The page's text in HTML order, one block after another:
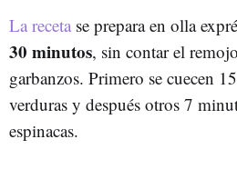
La receta se prepara en olla
30 minutos, sin contar el
garbanzos. Primero se cuecen
verduras y después otros 7
espinacas.